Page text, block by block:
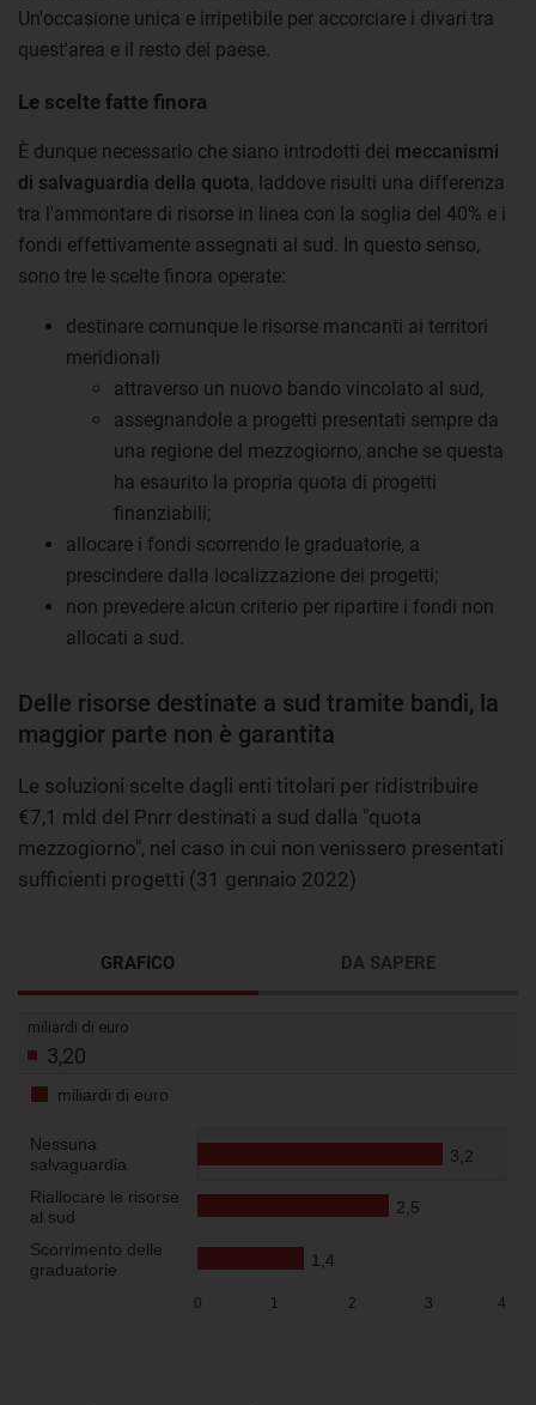
Un'occasione unica e irripetibile per accorciare i divari tra
quest'area e il resto del paese.
Le scelte fatte finora
È dunque necessario che siano introdotti dei meccanismi
di salvaguardia della quota, laddove risulti una differenza
tra l'ammontare di risorse in linea con la soglia del 40% e i
fondi effettivamente assegnati al sud. In questo senso,
sono tre le scelte finora operate:
destinare comunque le risorse mancanti ai territori
meridionali
attraverso un nuovo bando vincolato al sud,
assegnandole a progetti presentati sempre da
una regione del mezzogiorno, anche se questa
ha esaurito la propria quota di progetti
finanziabili;
allocare i fondi scorrendo le graduatorie, a
prescindere dalla localizzazione dei progetti;
non prevedere alcun criterio per ripartire i fondi non
allocati a sud.
Delle risorse destinate a sud tramite bandi, la
maggior parte non è garantita
Le soluzioni scelte dagli enti titolari per ridistribuire
€7,1 mld del Pnrr destinati a sud dalla "quota
mezzogiorno", nel caso in cui non venissero presentati
sufficienti progetti (31 gennaio 2022)
GRAFICO DA SAPERE